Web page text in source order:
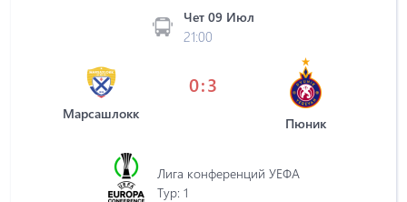
Чет 09 Июл
21:00
Марсашлокк
0:3
Пюник
Лига конференций УЕФА
Tур: 1